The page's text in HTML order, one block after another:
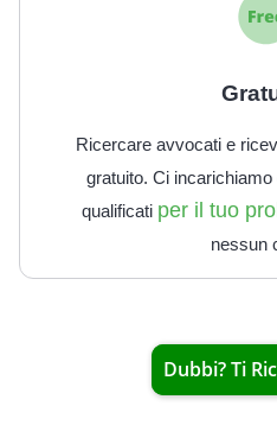
Ricercare avvocati e
gratuito. Ci
qualificati per il tuo
nessun
Dubbi? Ti